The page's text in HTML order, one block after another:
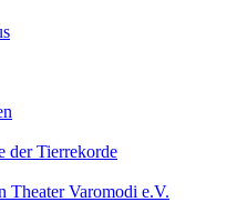
der Tierrekorde
Theater Varomodi e.V.